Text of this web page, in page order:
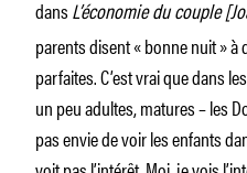
dansL’économie du couple
parents disent « bonne nuit »
parfaites. C’est vrai que dans
un peu adultes, matures – les
pas envie de voir les enfants